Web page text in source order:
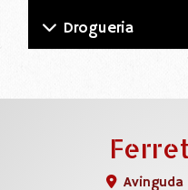
Drogueria